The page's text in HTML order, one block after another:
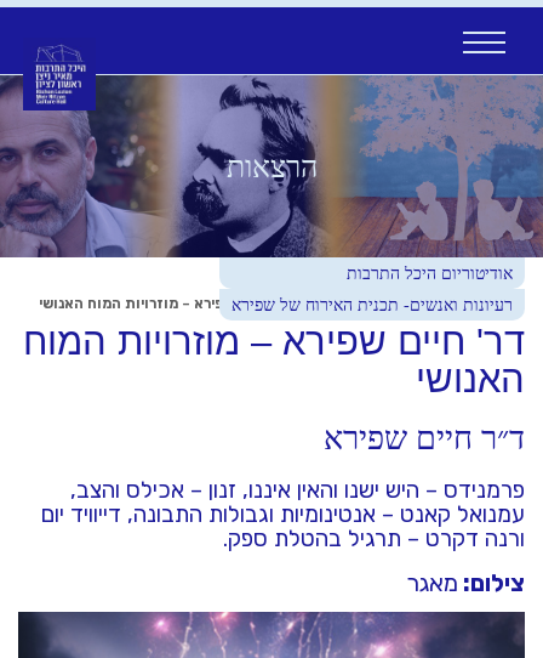
Skip
to
content
הרצאות
אודיטוריום היכל התרבות
רעיונות ואנשים- תכנית האירוח של שפירא
עמוד הבית >לוח מופעי לגלות תרבות >דר' חיים שפירא – מוזרויות המוח האנושי
דר' חיים שפירא – מוזרויות המוח
האנושי
ד״ר חיים שפירא
פרמנידס – היש ישנו והאין איננו, זנון – אכילס והצב,
עמנואל קאנט – אנטינומיות וגבולות התבונה, דייוויד יום
ורנה דקרט – תרגיל בהטלת ספק.
צילום: מאגר